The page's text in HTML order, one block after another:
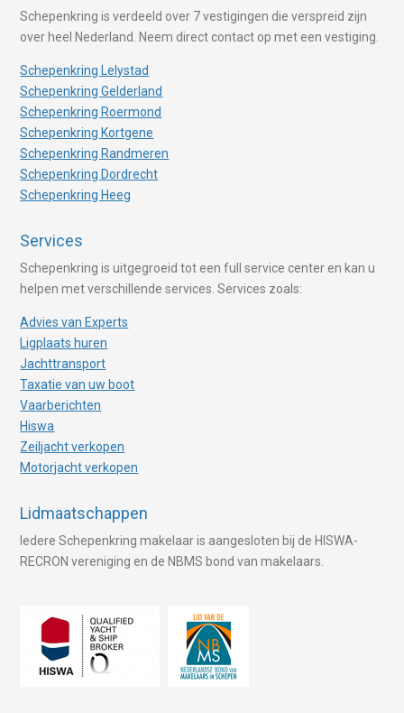
Schepenkring is verdeeld over 7 vestigingen die verspreid zijn
over heel Nederland. Neem direct contact op met een vestiging.
Schepenkring Lelystad
Schepenkring Gelderland
Schepenkring Roermond
Schepenkring Kortgene
Schepenkring Randmeren
Schepenkring Dordrecht
Schepenkring Heeg
Services
Schepenkring is uitgegroeid tot een full service center en kan u
helpen met verschillende services. Services zoals:
Advies van Experts
Ligplaats huren
Jachttransport
Taxatie van uw boot
Vaarberichten
Hiswa
Zeiljacht verkopen
Motorjacht verkopen
Lidmaatschappen
Iedere Schepenkring makelaar is aangesloten bij de HISWA-
RECRON vereniging en de NBMS bond van makelaars.